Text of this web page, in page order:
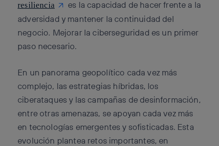
resiliencia
es la capacidad de hacer frente a la
adversidad y mantener la continuidad del
negocio. Mejorar la ciberseguridad es un primer
paso necesario.
En un panorama geopolítico cada vez más
complejo, las estrategias híbridas, los
ciberataques y las campañas de desinformación,
entre otras amenazas, se apoyan cada vez más
en tecnologías emergentes y sofisticadas. Esta
evolución plantea retos importantes, en